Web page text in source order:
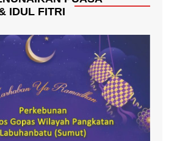
IDUL FITRI